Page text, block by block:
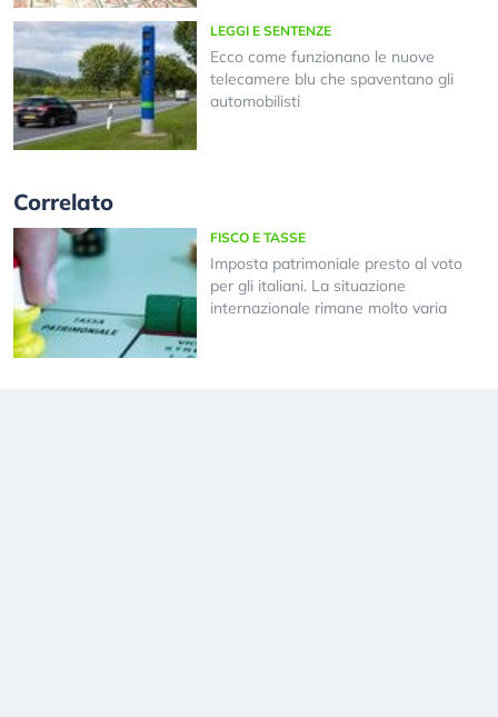
LEGGI E SENTENZE
Ecco come funzionano le nuove
telecamere blu che spaventano gli
automobilisti
Correlato
FISCO E TASSE
Imposta patrimoniale presto al voto
per gli italiani. La situazione
internazionale rimane molto varia